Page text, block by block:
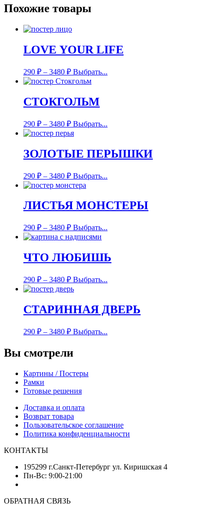
Похожие товары
LOVE YOUR LIFE
290 ₽ – 3480 ₽ Выбрать...
СТОКГОЛЬМ
290 ₽ – 3480 ₽ Выбрать...
ЗОЛОТЫЕ ПЕРЫШКИ
290 ₽ – 3480 ₽ Выбрать...
ЛИСТЬЯ МОНСТЕРЫ
290 ₽ – 3480 ₽ Выбрать...
ЧТО ЛЮБИШЬ
290 ₽ – 3480 ₽ Выбрать...
СТАРИННАЯ ДВЕРЬ
290 ₽ – 3480 ₽ Выбрать...
Вы смотрели
Картины / Постеры
Рамки
Готовые решения
Доставка и оплата
Возврат товара
Пользовательское соглашение
Политика конфиденциальности
КОНТАКТЫ
195299 г.Санкт-Петербург ул. Киришская 4
Пн-Вс: 9:00-21:00
ОБРАТНАЯ СВЯЗЬ